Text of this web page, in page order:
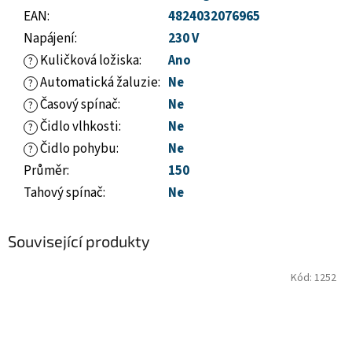
EAN:
4824032076965
Napájení: 230 V
? Kuličková ložiska: Ano
? Automatická žaluzie: Ne
? Časový spínač: Ne
? Čidlo vlhkosti: Ne
? Čidlo pohybu:
Ne
Průměr:
150
Tahový spínač: Ne
Související produkty
Kód: 1252